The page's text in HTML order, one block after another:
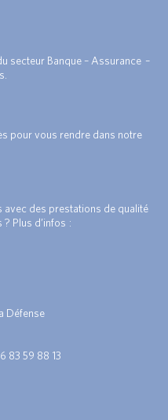
secteur Banque – Assurance –
pour vous rendre dans notre
des prestations de qualité
Plus d’infos :
Défense
83 59 88 13